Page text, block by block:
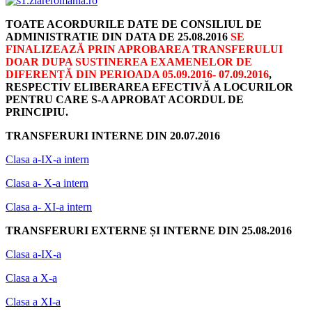
TOATE ACORDURILE DATE DE CONSILIUL DE
ADMINISTRATIE DIN DATA DE 25.08.2016 SE
FINALIZEAZĂ PRIN APROBAREA TRANSFERULUI
DOAR DUPA SUSTINEREA EXAMENELOR DE
DIFERENȚĂ DIN PERIOADA 05.09.2016- 07.09.2016,
RESPECTIV ELIBERAREA EFECTIVĂ A LOCURILOR
PENTRU CARE S-A APROBAT ACORDUL DE
PRINCIPIU.
TRANSFERURI INTERNE DIN 20.07.2016
Clasa a-IX-a intern
Clasa a- X-a intern
Clasa a- XI-a intern
TRANSFERURI EXTERNE ȘI INTERNE DIN 25.08.2016
Clasa a-IX-a
Clasa a X-a
Clasa a XI-a